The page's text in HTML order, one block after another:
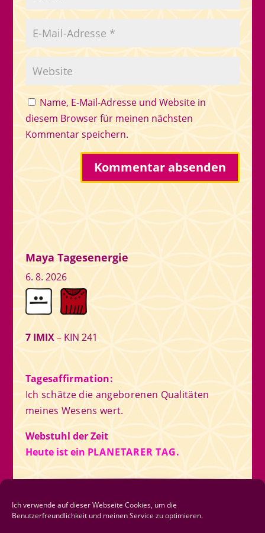
Ich verwende auf dieser Webseite Cookies, um die
Benutzerfreundlichkeit und meinen Service zu optimieren.
Name, E-Mail-Adresse und Website in
diesem Browser für meinen nächsten
Kommentar speichern.
Maya Tagesenergie
6. 8. 2026
7 IMIX– KIN 241
Tagesaffirmation:
Ich schätze die angeborenen Qualitäten
meines Wesens wert.
Webstuhl der Zeit
Heute ist ein PLANETARER TAG.
Newsletter